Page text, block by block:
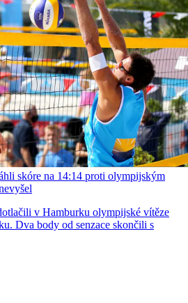
skóre na 14:14 proti olympijským
v Hamburku olympijské vítěze
Dva body od senzace skončili s